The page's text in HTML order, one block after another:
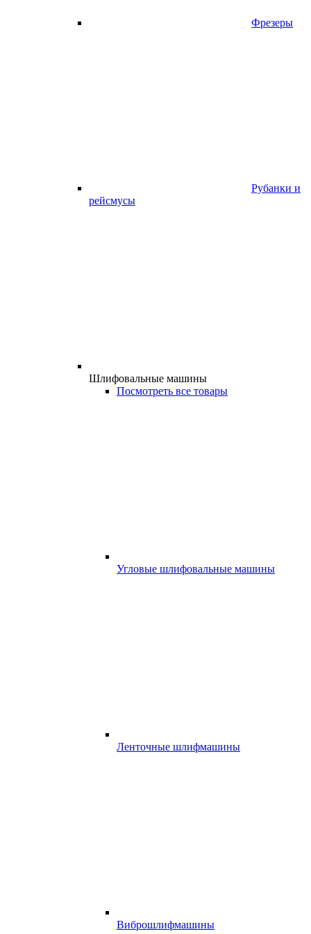
Фрезеры
Рубанки и
рейсмусы
Шлифовальные машины
Посмотреть все товары
Угловые шлифовальные машины
Ленточные шлифмашины
Виброшлифмашины